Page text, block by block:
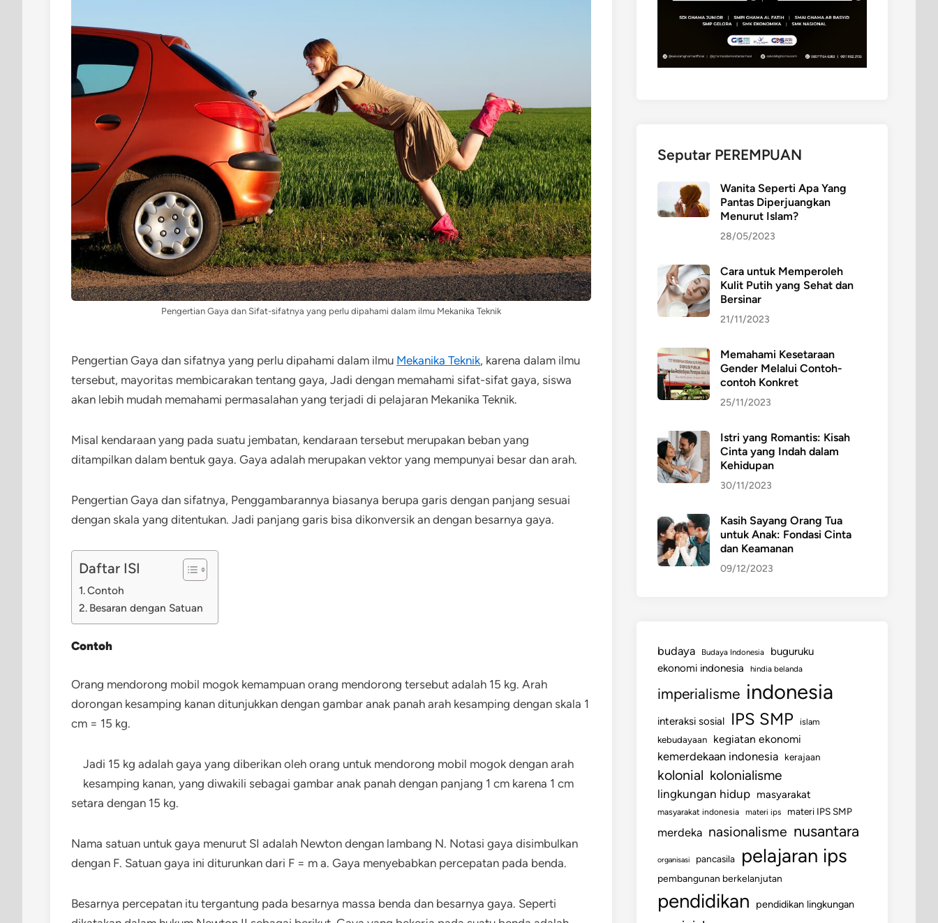
Pengertian Gaya dan Sifat-sifatnya yang perlu dipahami dalam ilmu Mekanika Teknik
Pengertian Gaya dan sifatnya yang perlu dipahami dalam ilmu Mekanika Teknik, karena dalam ilmu
tersebut, mayoritas membicarakan tentang gaya, Jadi dengan memahami sifat-sifat gaya, siswa
akan lebih mudah memahami permasalahan yang terjadi di pelajaran Mekanika Teknik.
Misal kendaraan yang pada suatu jembatan, kendaraan tersebut merupakan beban yang
ditampilkan dalam bentuk gaya. Gaya adalah merupakan vektor yang mempunyai besar dan arah.
Pengertian Gaya dan sifatnya, Penggambarannya biasanya berupa garis dengan panjang sesuai
dengan skala yang ditentukan. Jadi panjang garis bisa dikonversik an dengan besarnya gaya.
Daftar ISI
Contoh
Besaran dengan Satuan
Contoh
Orang mendorong mobil mogok kemampuan orang mendorong tersebut adalah 15 kg. Arah
dorongan kesamping kanan ditunjukkan dengan gambar anak panah arah kesamping dengan skala 1
cm = 15 kg.
Jadi 15 kg adalah gaya yang diberikan oleh orang untuk mendorong mobil mogok dengan arah
kesamping kanan, yang diwakili sebagai gambar anak panah dengan panjang 1 cm karena 1 cm
setara dengan 15 kg.
Nama satuan untuk gaya menurut SI adalah Newton dengan lambang N. Notasi gaya disimbulkan
dengan F. Satuan gaya ini diturunkan dari F = m a. Gaya menyebabkan percepatan pada benda.
Besarnya percepatan itu tergantung pada besarnya massa benda dan besarnya gaya. Seperti
Seputar PEREMPUAN
Wanita Seperti Apa Yang
Pantas Diperjuangkan
Menurut Islam?
28/05/2023
Cara untuk Memperoleh
Kulit Putih yang Sehat dan
Bersinar
21/11/2023
Memahami Kesetaraan
Gender Melalui Contoh-
contoh Konkret
25/11/2023
Istri yang Romantis: Kisah
Cinta yang Indah dalam
Kehidupan
30/11/2023
Kasih Sayang Orang Tua
untuk Anak: Fondasi Cinta
dan Keamanan
09/12/2023
budaya Budaya Indonesia
buguruku
ekonomi indonesia
hindia belanda
imperialisme indonesia
interaksi sosial IPS SMP
islam
kebudayaan
kegiatan ekonomi
kemerdekaan indonesia kerajaan
kolonial kolonialisme
lingkungan hidup masyarakat
masyarakat indonesia materi ips materi IPS SMP
merdeka nasionalisme nusantara
organisasi pancasila pelajaran ips
pembangunan berkelanjutan
pendidikan pendidikan lingkungan